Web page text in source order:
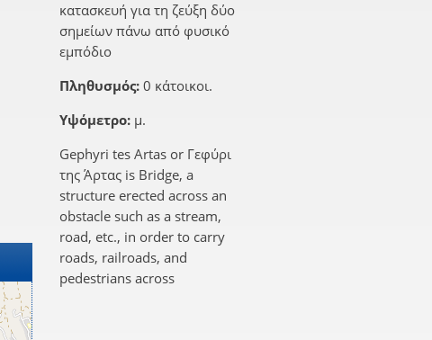
κατασκευή για τη ζεύξη δύο
σημείων πάνω από φυσικό
εμπόδιο
Πληθυσμός: 0 κάτοικοι.
Υψόμετρο: μ.
Gephyri tes Artas or Γεφύρι
της Άρτας is Bridge, a
structure erected across an
obstacle such as a stream,
road, etc., in order to carry
roads, railroads, and
pedestrians across